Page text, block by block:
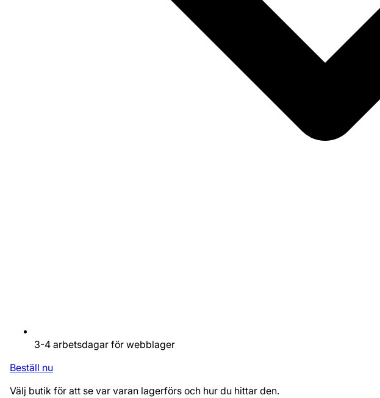
3-4 arbetsdagar för webblager
Beställ nu
Välj butik för att se var varan lagerförs och hur du hittar den.